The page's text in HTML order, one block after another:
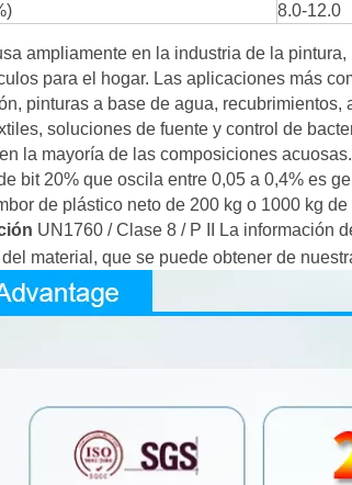
8.0-12.0
ampliamente en la industria de la
para el hogar. Las aplicaciones más
pinturas a base de agua,
soluciones de fuente y control de
la mayoría de las composiciones
bit 20% que oscila entre 0,05 a 0,4% es
de plástico neto de 200 kg o 1000 kg de
UN1760 / Clase 8 / P II
La información
material, que se puede obtener de